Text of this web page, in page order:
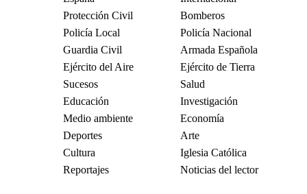
Protección Civil
Bomberos
Policía Local
Policía Nacional
Guardia Civil
Armada Española
Ejército del Aire
Ejército de Tierra
Sucesos
Salud
Educación
Investigación
Medio ambiente
Economía
Deportes
Arte
Cultura
Iglesia Católica
Reportajes
Noticias del lector